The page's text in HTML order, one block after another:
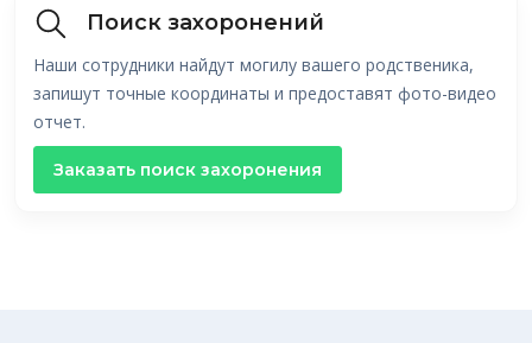
Поиск захоронений
Наши сотрудники найдут могилу вашего родственика,
запишут точные координаты и предоставят фото-видео
отчет.
Заказать поиск захоронения